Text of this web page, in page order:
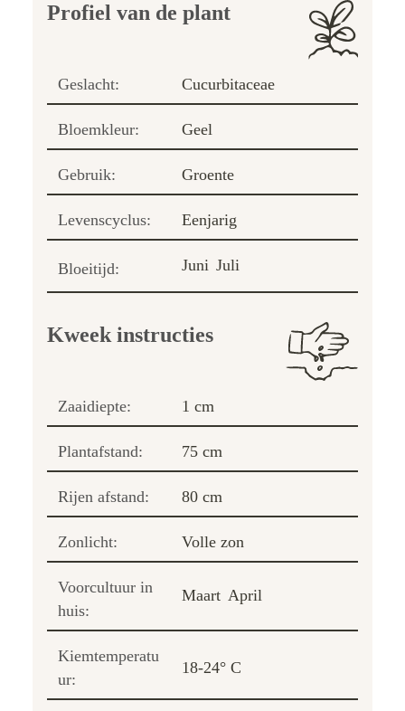
Profiel van de plant
Geslacht: Cucurbitaceae
Bloemkleur: Geel
Gebruik: Groente
Levenscyclus: Eenjarig
Bloeitijd: Juni Juli
Kweek instructies
Zaaidiepte: 1 cm
Plantafstand: 75 cm
Rijen afstand: 80 cm
Zonlicht: Volle zon
Voorcultuur in
huis:
Maart April
Kiemtemperatu
ur:
18-24° C